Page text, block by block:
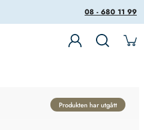
08 - 680 11 99
Produkten har utgått